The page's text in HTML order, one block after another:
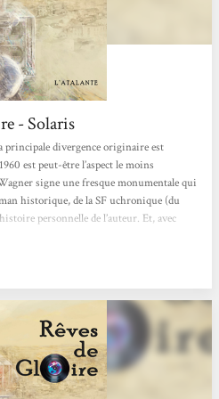
- Solaris
principale divergence originaire est
est peut-être l’aspect le moins
signe une fresque monumentale qui
historique, de la SF uchronique (du
personnelle de l’auteur. Et, avec
mots inutiles, percutante ou émouvante